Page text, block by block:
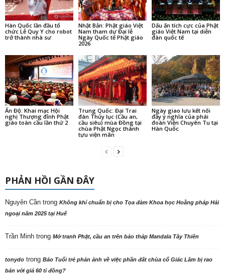
Hàn Quốc lần đầu tổ
chức Lễ Quy Y cho robot
trở thành nhà sư
Nhật Bản: Phật giáo Việt
Nam tham dự Đại lễ
Ngày Quốc tế Phật giáo
2026
Dấu ấn tích cực của Phật
giáo Việt Nam tại diễn
đàn quốc tế
Ấn Độ: Khai mạc Hội
nghị Thượng đỉnh Phật
giáo toàn cầu lần thứ 2
Trung Quốc: Đại Trai
đàn Thủy lục (Cầu an,
cầu siêu) mùa Đồng tại
chùa Phật Ngọc thành
tựu viện mãn
Ngày giao lưu kết nối
đầy ý nghĩa của phái
đoàn Viện Chuyên Tu tại
Hàn Quốc
PHẢN HỒI GẦN ĐÂY
Nguyên Cần trong Không khí chuẩn bị cho Tọa đàm Khoa học Hoằng pháp Hải
ngoại năm 2025 tại Huế
Trần Minh trong Mở tranh Phật, cầu an trên bảo tháp Mandala Tây Thiên
tonydo trong Báo Tuổi trẻ phản ảnh về việc phần đất chùa cổ Giác Lâm bị rao
bán với giá 60 tỉ đồng?